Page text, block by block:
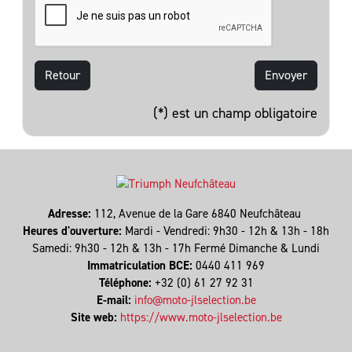
Retour
(*) est un champ obligatoire
Adresse: 112, Avenue de la Gare 6840 Neufchâteau
Heures d'ouverture: Mardi - Vendredi: 9h30 - 12h & 13h - 18h
Samedi: 9h30 - 12h & 13h - 17h Fermé Dimanche & Lundi
Immatriculation BCE: 0440 411 969
Téléphone: +32 (0) 61 27 92 31
E-mail: info@moto-jlselection.be
Site web: https://www.moto-jlselection.be